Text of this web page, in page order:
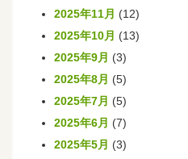
2025年11月 (12)
2025年10月 (13)
2025年9月 (3)
2025年8月 (5)
2025年7月 (5)
2025年6月 (7)
2025年5月 (3)